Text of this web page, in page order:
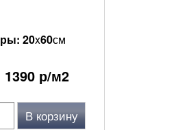
20x60см
1390 р/м2
В корзину